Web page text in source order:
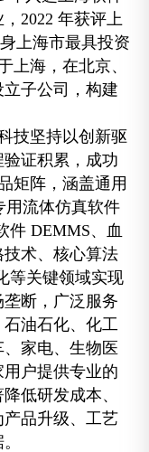
2022 年获评上
上海市最具投资
上海，在北京、
子公司，构建
技坚持以创新驱
证积累，成功
矩阵，涵盖通用
用流体仿真软件
件 DEMMS、血
术、核心算法
等关键领域实现
断，广泛服务
油石化、化工
家电、生物医
户提供专业的
低研发成本、
品升级、工艺